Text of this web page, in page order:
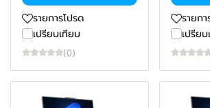
รายการโปรด
เปรียบเทียบ
(0)
รายกา
เปรีย